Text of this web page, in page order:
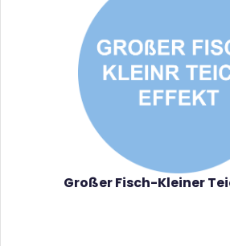
Großer Fisch-Kleiner